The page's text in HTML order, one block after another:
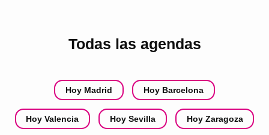
Todas las agendas
Hoy Madrid Hoy Barcelona
Hoy Valencia Hoy Sevilla Hoy Zaragoza